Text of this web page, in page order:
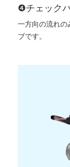
❹チェック
一方向の流れ
ブです。